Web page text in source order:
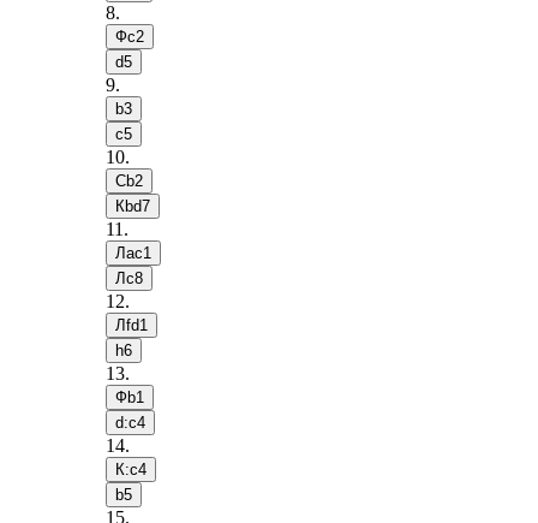
8.
Фc2
d5
9.
b3
c5
10.
Сb2
Кbd7
11 .
Лac1
Лc8
12.
Лfd1
h6
13.
Фb1
d:c4
14.
К:c4
b5
15.